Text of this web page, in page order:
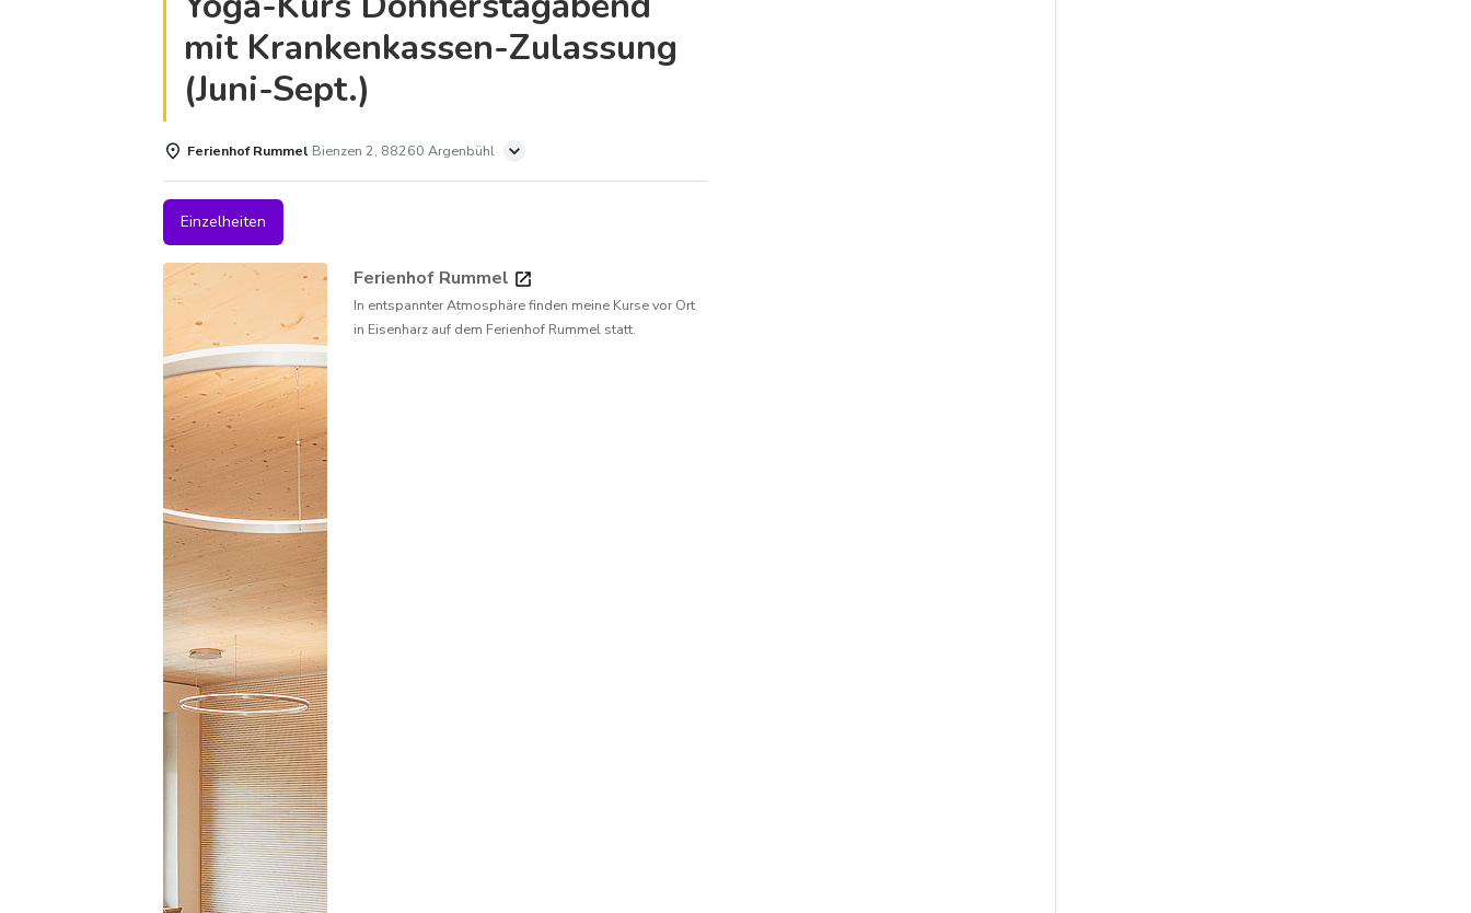
mit Krankenkassen-Zulassung
(Juni-Sept.)
Ferienhof Rummel Bienzen 2, 88260 Argenbühl
Einzelheiten
Ferienhof Rummel
In entspannter Atmosphäre finden meine Kurse vor Ort
in Eisenharz auf dem Ferienhof Rummel statt.